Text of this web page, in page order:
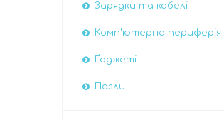
Зарядки та кабелі
Комп'ютерна периферія
Ґаджеті
Пазли